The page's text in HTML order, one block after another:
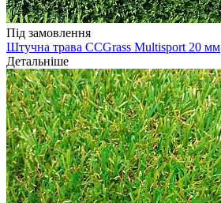
Під замовлення
Штучна трава CCGrass Multisport 20 мм
Детальніше